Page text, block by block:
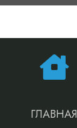
ГЛАВНАЯ